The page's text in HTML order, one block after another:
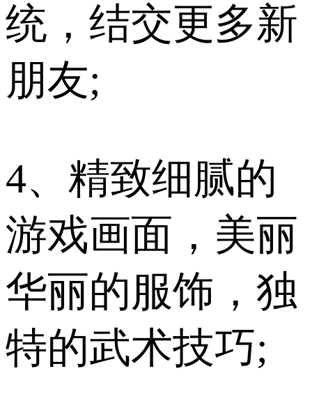
统，结交更多新
朋友;
4、精致细腻的
游戏画面，美丽
华丽的服饰，独
特的武术技巧;